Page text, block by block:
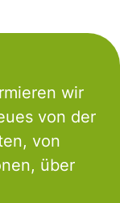
wir
von der
von
über